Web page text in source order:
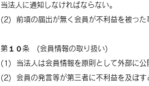
当法人に通知しなければならない。
(2) 前項の届出が無く会員が不利益を被った
第１０条 (会員情報の取り扱い)
(1) 当法人は会員情報を原則として外部に公
(2) 会員の発言等が第三者に不利益を及ぼす